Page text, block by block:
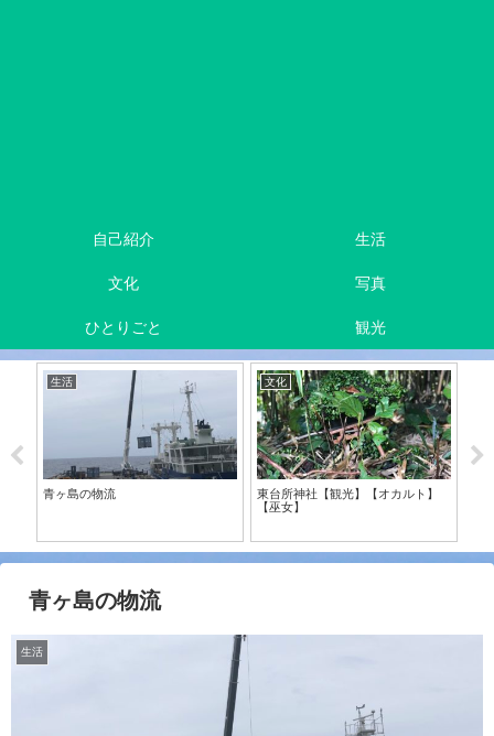
自己紹介 生活
文化 写真
ひとりごと 観光
生活
青ヶ島の物流
文化
東台所神社【観光】【オカルト】
【巫女】
青ヶ島の物流
生活